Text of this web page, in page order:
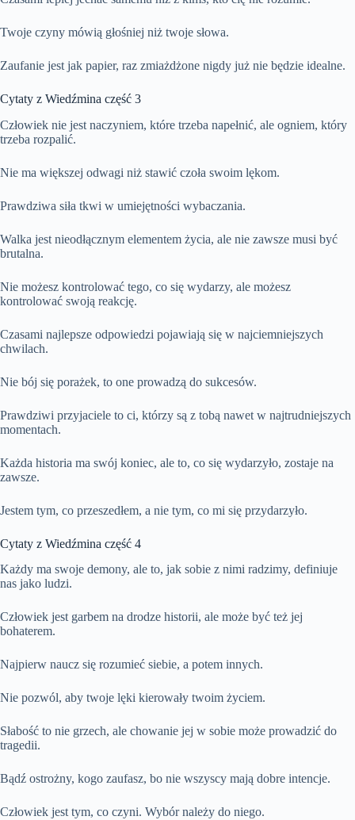
Twoje czyny mówią głośniej niż twoje słowa.
Zaufanie jest jak papier, raz zmiażdżone nigdy już nie będzie idealne.
Cytaty z Wiedźmina część 3
Człowiek nie jest naczyniem, które trzeba napełnić, ale ogniem, który
trzeba rozpalić.
Nie ma większej odwagi niż stawić czoła swoim lękom.
Prawdziwa siła tkwi w umiejętności wybaczania.
Walka jest nieodłącznym elementem życia, ale nie zawsze musi być
brutalna.
Nie możesz kontrolować tego, co się wydarzy, ale możesz
kontrolować swoją reakcję.
Czasami najlepsze odpowiedzi pojawiają się w najciemniejszych
chwilach.
Nie bój się porażek, to one prowadzą do sukcesów.
Prawdziwi przyjaciele to ci, którzy są z tobą nawet w najtrudniejszych
momentach.
Każda historia ma swój koniec, ale to, co się wydarzyło, zostaje na
zawsze.
Jestem tym, co przeszedłem, a nie tym, co mi się przydarzyło.
Cytaty z Wiedźmina część 4
Każdy ma swoje demony, ale to, jak sobie z nimi radzimy, definiuje
nas jako ludzi.
Człowiek jest garbem na drodze historii, ale może być też jej
bohaterem.
Najpierw naucz się rozumieć siebie, a potem innych.
Nie pozwól, aby twoje lęki kierowały twoim życiem.
Słabość to nie grzech, ale chowanie jej w sobie może prowadzić do
tragedii.
Bądź ostrożny, kogo zaufasz, bo nie wszyscy mają dobre intencje.
Człowiek jest tym, co czyni. Wybór należy do niego.